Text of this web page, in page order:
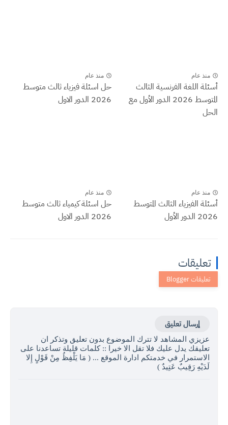
منذ عام
أسئلة اللغة الفرنسية الثالث
المتوسط 2026 الدور الأول مع
الحل
منذ عام
حل اسئلة فيزياء ثالث متوسط
2026 الدور الاول
منذ عام
أسئلة الفيزياء الثالث المتوسط
2026 الدور الأول
منذ عام
حل اسئلة كيمياء ثالث متوسط
2026 الدور الاول
تعليقات
إرسال تعليق
عزيزي المشاهد لا تترك الموضوع بدون تعليق وتذكر ان
تعليقك يدل عليك فلا تقل الا خيرا :: كلمات قليلة تساعدنا على
الاستمرار في خدمتكم ادارة الموقع ... ( مَا يَلْفِظُ مِنْ قَوْلٍ إِلا
لَدَيْهِ رَقِيبٌ عَتِيدٌ )